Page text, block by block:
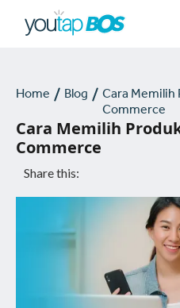
Home Blog
Cara Memilih
Commerce
Cara Memilih
Commerce
Share this: